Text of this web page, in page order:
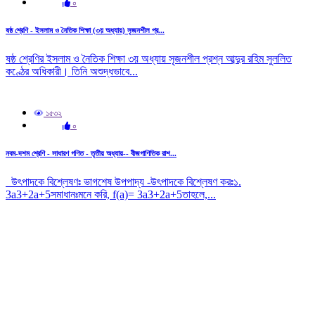
০
ষষ্ঠ শ্রেণি - ইসলাম ও নৈতিক শিক্ষা (৩য় অধ্যায়) সৃজনশীল প্র...
ষষ্ঠ শ্রেণির ইসলাম ও নৈতিক শিক্ষা ৩য় অধ্যায় সৃজনশীল প্রশ্ন আব্দুর রহিম সুললিত
কণ্ঠের অধিকারী। তিনি অশুদ্ধভাবে...
১৫৩২
০
নবম-দশম শ্রেণি - সাধারণ গণিত - তৃতীয় অধ্যায়-- বীজগাণিতিক রাশ...
উৎপাদকে বিশ্লেষণঃ ভাগশেষ উপপাদ্য -উৎপাদকে বিশ্লেষণ করঃ১.
3a3+2a+5সমাধানঃমনে করি, f(a)= 3a3+2a+5তাহলে,...